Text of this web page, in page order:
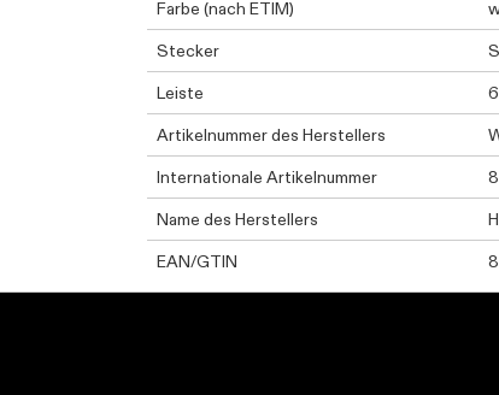
Farbe (nach ETIM)
Stecker
Leiste
Artikelnummer des Herstellers
Internationale Artikelnummer
Name des Herstellers
EAN/GTIN